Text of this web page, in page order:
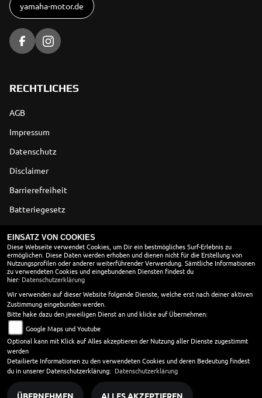
yamaha-motor.de
RECHTLICHES
AGB
Impressum
Datenschutz
Disclaimer
Barrierefreiheit
Batteriegesetz
ÖFFNUNGSZEITEN
Montag:
09:00 - 18:00
Dienstag:
09:00 - 18:00
Mittwoch:
09:00 - 18:00
Donnerstag:
09:00 - 18:00
Freitag:
09:00 - 18:00
Samstag:
09:00 - 13:00
Sonntag:
geschlossen
EINSATZ VON COOKIES
Diese Webseite verwendet Cookies, um Dir ein bestmögliches Surf-Erlebnis zu
ermöglichen. Diese Daten werden erhoben und dienen nicht für die Erstellung von
Nutzungsprofilen oder anderer weiterführender Verwendung. Sämtliche Informationen
zu verwendeten Cookies und eingebundenen Diensten findest du
hier: Datenschutzerklärung
Wir verwenden auf dieser Website folgende Dienste, welche erst nach deiner aktiven
Zustimmung eingebunden werden.
Bitte hake dazu den jeweiligen Dienst an und klicke auf Übernehmen:
Google Maps und Youtube
Optional kann mit Klick auf Alles akzeptieren der Nutzung aller Dienste zugestimmt
werden
Detailierte Informationen zu den verwendeten Cookies und deren Bedeutung findest
du in unserer Datenschutzerklärung: Datenschutzerklärung
ÜBERNEHMEN ALLES AKZEPTIEREN